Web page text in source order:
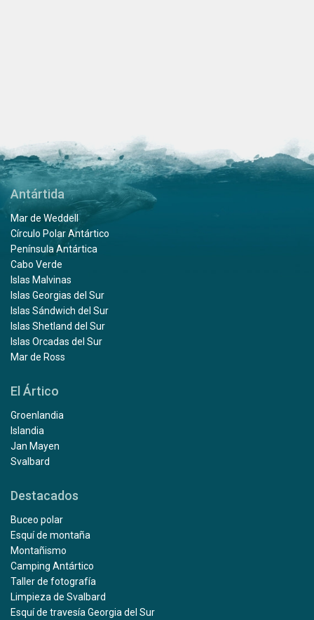
Antártida
Mar de Weddell
Círculo Polar Antártico
Península Antártica
Cabo Verde
Islas Malvinas
Islas Georgias del Sur
Islas Sándwich del Sur
Islas Shetland del Sur
Islas Orcadas del Sur
Mar de Ross
El Ártico
Groenlandia
Islandia
Jan Mayen
Svalbard
Destacados
Buceo polar
Esquí de montaña
Montañismo
Camping Antártico
Taller de fotografía
Limpieza de Svalbard
Esquí de travesía Georgia del Sur